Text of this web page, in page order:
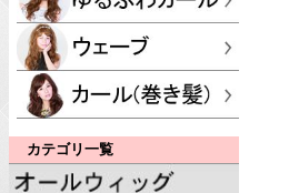
カテゴリ一覧